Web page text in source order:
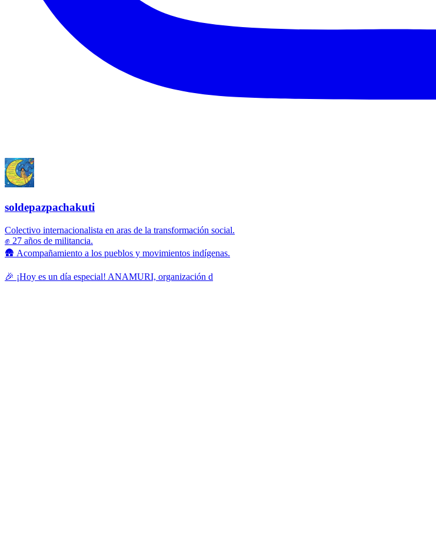
soldepazpachakuti
Colectivo internacionalista en aras de la transformación social.
✊ 27 años de militancia.
🛖 Acompañamiento a los pueblos y movimientos indígenas.
🎉 ¡Hoy es un día especial! ANAMURI, organización d